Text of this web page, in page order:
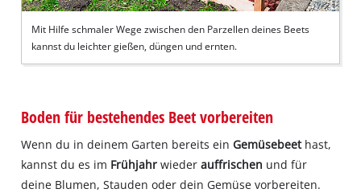
Mit Hilfe schmaler Wege zwischen den Parzellen deines Beets
kannst du leichter gießen, düngen und ernten.
Boden für bestehendes Beet vorbereiten
Wenn du in deinem Garten bereits einGemüsebeet hast,
kannst du es im Frühjahrwiederauffrischen und für
deine Blumen, Stauden oder dein Gemüse vorbereiten.